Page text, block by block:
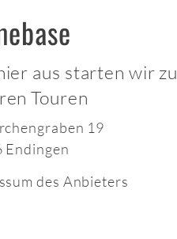
aus starten wir zu
Touren
19
Endingen
des Anbieters